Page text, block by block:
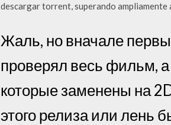
descargar torrent, superando
Жаль, но вначале
проверял весь фильм, а
которые заменены на
этого релиза или лень